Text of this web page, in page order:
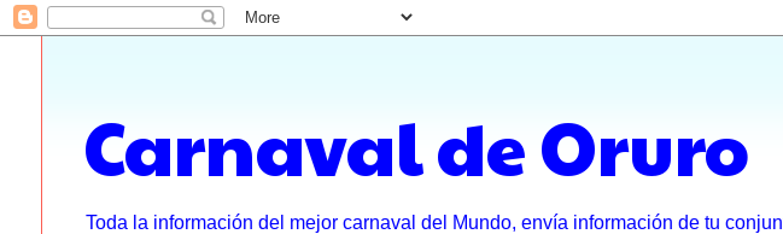
Carnaval de Oruro
Toda la información del mejor carnaval del Mundo, envía información de tu